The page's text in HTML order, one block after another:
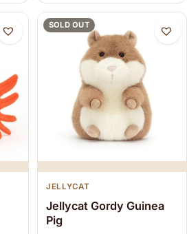
SOLD OUT
JELLYCAT
Jellycat Gordy Guinea
Pig